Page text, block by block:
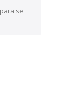
para se